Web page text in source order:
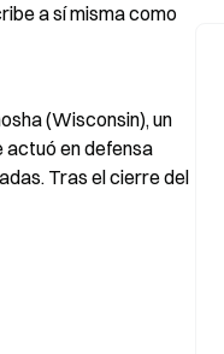
a sí misma como
(Wisconsin), un
actuó en defensa
Tras el cierre del